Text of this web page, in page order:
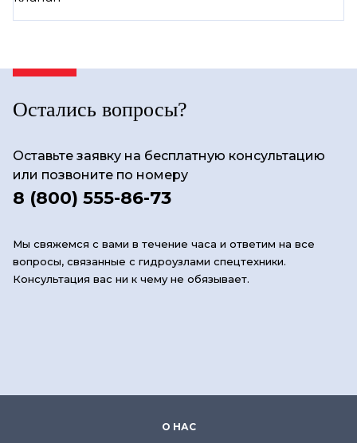
Остались вопросы?
Оставьте заявку на бесплатную консультацию
или позвоните по номеру
8 (800) 555-86-73
Мы свяжемся с вами в течение часа и ответим на все
вопросы, связанные с гидроузлами спецтехники.
Консультация вас ни к чему не обязывает.
О НАС